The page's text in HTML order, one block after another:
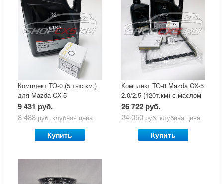
Комплект ТО-0 (5 тыс.км.)
для Mazda CX-5
(двигатель 2.0/2.5) с
маслом Mazda Original Oil
9 431 руб.
8 488 руб. клубная цена
Купить
Комплект ТО-8 Mazda CX-5
2.0/2.5 (120т.км) с маслом
Mazda Original Oil Ultra
5W30
26 722 руб.
24 050 руб. клубная цена
Купить